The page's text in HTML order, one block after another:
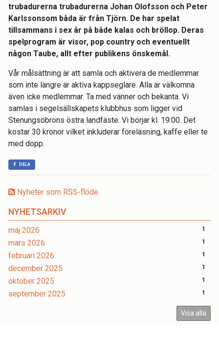
Nyheter som RSS-flöde
NYHETSARKIV
maj 2026 1
mars 2026 1
februari 2026 1
december 2025 1
oktober 2025 1
september 2025 1
Visa alla
trubadurerna trubadurerna Johan Olofsson och Peter
Karlssonsom båda är från Tjörn. De har spelat
tillsammans i sex år på både kalas och bröllop. Deras
spelprogram är visor, pop country och eventuellt
någon Taube, allt efter publikens önskemål.
Vår målsättning är att samla och aktivera de medlemmar
som inte längre är aktiva kappseglare. Alla är välkomna
även icke medlemmar. Ta med vänner och bekanta. Vi
samlas i segelsällskapets klubbhus som ligger vid
Stenungsöbrons östra landfäste. Vi börjar kl. 19:00. Det
kostar 30 kronor vilket inkluderar föreläsning, kaffe eller te
med dopp.
DELA